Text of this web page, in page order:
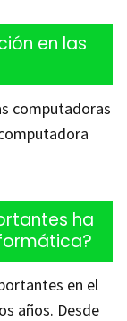
en las
computadoras
ha
en el
años. Desde